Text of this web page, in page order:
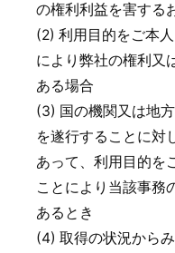
の権利利益を害する
(2) 利用目的をご本
により弊社の権利又
ある場合
(3) 国の機関又は地
を遂行することに対
あって、利用目的を
ことにより当該事務
あるとき
(4) 取得の状況から